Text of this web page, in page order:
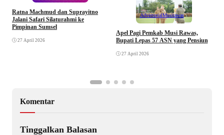
Ratna Machmud dan Suprayitno
Jalani Safari Silaturahmi ke
Pimpinan Sumsel
27 April 2026
AdvertorialMusirawas
Apel Pagi Pemkab Musi Rawas,
Bupati Lepas 57 ASN yang Pensiun
27 April 2026
Komentar
Tinggalkan Balasan